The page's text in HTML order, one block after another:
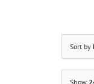
Sort by
Show